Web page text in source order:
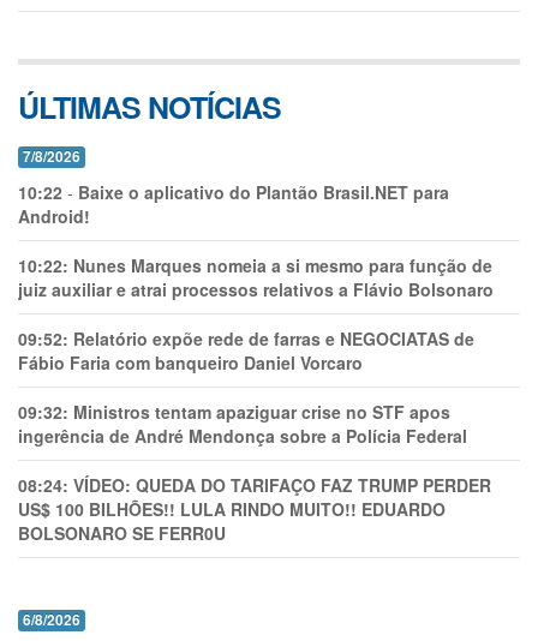
ÚLTIMAS NOTÍCIAS
7/8/2026
10:22 - Baixe o aplicativo do Plantão Brasil.NET para
Android!
10:22: Nunes Marques nomeia a si mesmo para função de
juiz auxiliar e atrai processos relativos a Flávio Bolsonaro
09:52: Relatório expõe rede de farras e NEGOCIATAS de
Fábio Faria com banqueiro Daniel Vorcaro
09:32: Ministros tentam apaziguar crise no STF apos
ingerência de André Mendonça sobre a Polícia Federal
08:24: VÍDEO: QUEDA DO TARIFAÇO FAZ TRUMP PERDER
US$ 100 BILHÕES!! LULA RINDO MUITO!! EDUARDO
BOLSONARO SE FERR0U
6/8/2026